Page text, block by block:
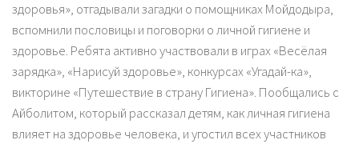
здоровья», отгадывали загадки о помощниках Мойдодыра,
вспомнили пословицы и поговорки о личной гигиене и
здоровье. Ребята активно участвовали в играх «Весёлая
зарядка», «Нарисуй здоровье», конкурсах «Угадай-ка»,
викторине «Путешествие в страну Гигиена». Пообщались с
Айболитом, который рассказал детям, как личная гигиена
влияет на здоровье человека, и угостил всех участников